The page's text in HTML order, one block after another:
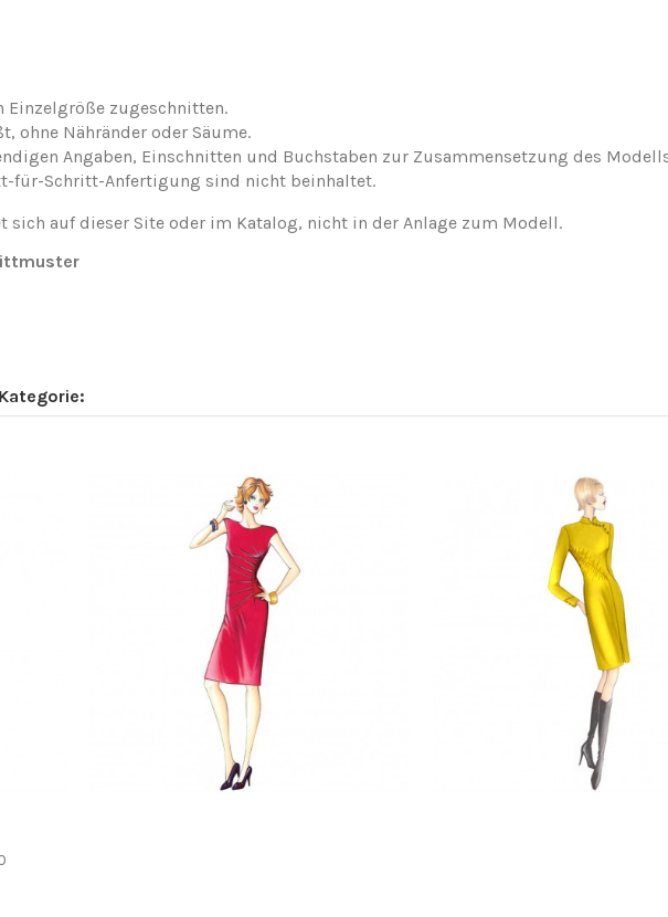
Einzelgröße zugeschnitten.
ohne Nähränder oder Säume.
Angaben, Einschnitten und Buchstaben zur Zusammensetzung des
für-Schritt-Anfertigung sind nicht beinhaltet.
auf dieser Site oder im Katalog, nicht in der Anlage zum Modell.